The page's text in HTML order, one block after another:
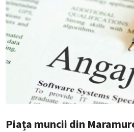
Piața muncii din